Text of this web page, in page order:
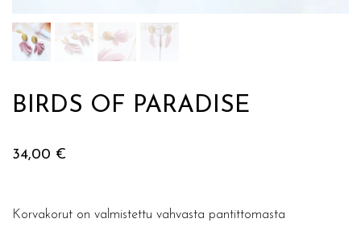
BIRDS OF PARADISE
34,00 €
Korvakorut on valmistettu vahvasta pantittomasta